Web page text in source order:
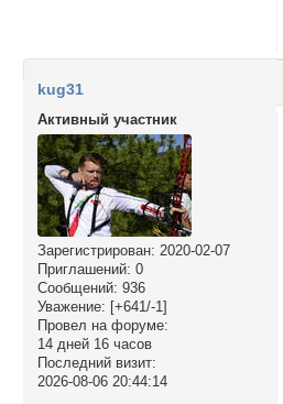
kug31
Активный участник
Зарегистрирован: 2020-02-07
Приглашений: 0
Сообщений: 936
Уважение: [+641/-1]
Провел на форуме:
14 дней 16 часов
Последний визит:
2026-08-06 20:44:14